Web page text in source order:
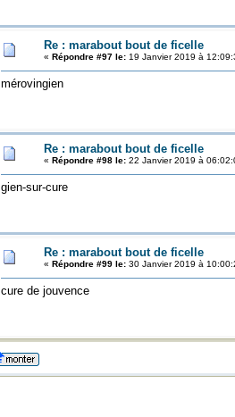
Re : marabout bout de ficelle
« Répondre #97 le:19 Janvier 2019 à
mérovingien
Re : marabout bout de ficelle
« Répondre #98 le:22 Janvier 2019 à
gien-sur-cure
Re : marabout bout de ficelle
« Répondre #99 le:30 Janvier 2019 à
cure de jouvence